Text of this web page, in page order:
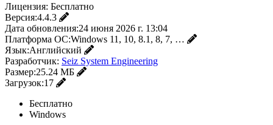
Лицензия: Бесплатно
Версия:4.4.3
Дата обновления:24 июня 2026 г. 13:04
Платформа ОС:Windows 11, 10, 8.1, 8, 7, …
Язык:Английский
Разработчик: Seiz System Engineering
Размер:25.24 МБ
Загрузок:17
Бесплатно
Windows